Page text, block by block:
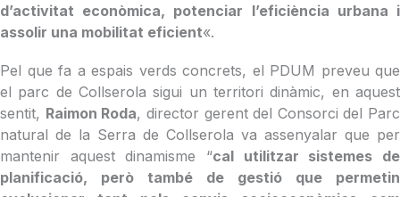
d’activitat econòmica, potenciar l’eficiència urbana i
assolir una mobilitat eficient«.
Pel que fa a espais verds concrets, el PDUM preveu que
el parc de Collserola sigui un territori dinàmic, en aquest
sentit, Raimon Roda, director gerent del Consorci del Parc
natural de la Serra de Collserola va assenyalar que per
mantenir aquest dinamisme “cal utilitzar sistemes de
planificació, però també de gestió que permetin